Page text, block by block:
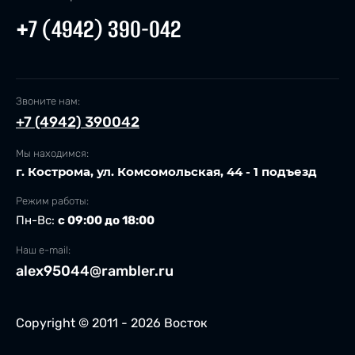
+7 (4942) 390-042
Copyright © 2011 - 2026 Восток
Звоните нам:
+7 (4942) 390042
Мы находимся:
г. Кострома, ул. Комсомольская, 44 - 1 подъезд
Режим работы:
Пн-Вс: с 09:00 до 18:00
Наш e-mail:
alex95044@rambler.ru